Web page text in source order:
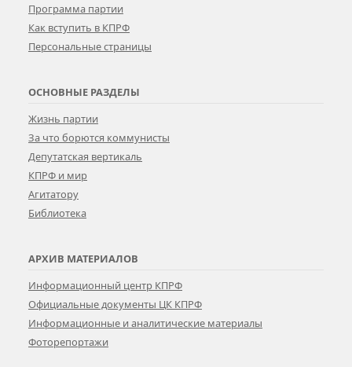
Программа партии
Как вступить в КПРФ
Персональные страницы
ОСНОВНЫЕ РАЗДЕЛЫ
Жизнь партии
За что борются коммунисты
Депутатская вертикаль
КПРФ и мир
Агитатору
Библиотека
АРХИВ МАТЕРИАЛОВ
Информационный центр КПРФ
Официальные документы ЦК КПРФ
Информационные и аналитические материалы
Фоторепортажи